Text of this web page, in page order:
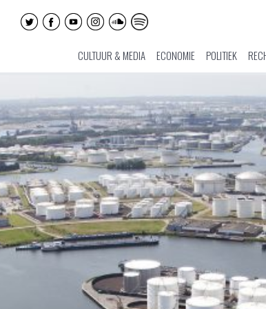
CULTUUR & MEDIA ECONOMIE POLITIEK